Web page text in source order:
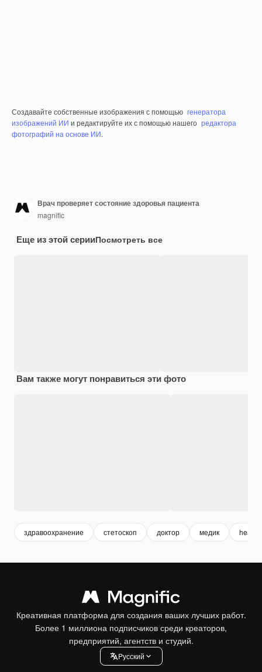
Создавайте собственные изображения с помощью генератора
изображений ИИ и редактируйте их с помощью нашего редактора
фотографий на основе ИИ.
Врач проверяет состояние здоровья пациента
magnific
Еще из этой серииПосмотреть все
Вам также могут понравиться эти фото
здравоохранение стетоскоп доктор медик health
Креативная платформа для создания ваших лучших работ.
Более 1 миллиона подписчиков среди креаторов,
предприятий, агентств и студий.
Pусский